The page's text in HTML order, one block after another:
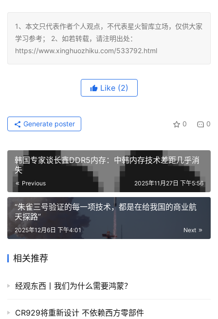
1、本文只代表作者个人观点，不代表星火智库立场，仅供大家
学习参考； 2、如若转载，请注明出处：
https://www.xinghuozhiku.com/533792.html
Like (2)
0 0
Generate poster
韩国专家谈长鑫DDR5内存：中韩内存技术差距几乎消
失
Previous 2025年11月27日 下午5:56
“朱雀三号验证的每一项技术，都是在给我国的商业航
天探路”
Next
2025年12月6日 下午4:01
相关推荐
经观东西丨我们为什么需要鸿蒙？
CR929将重新设计 不依赖西方零部件